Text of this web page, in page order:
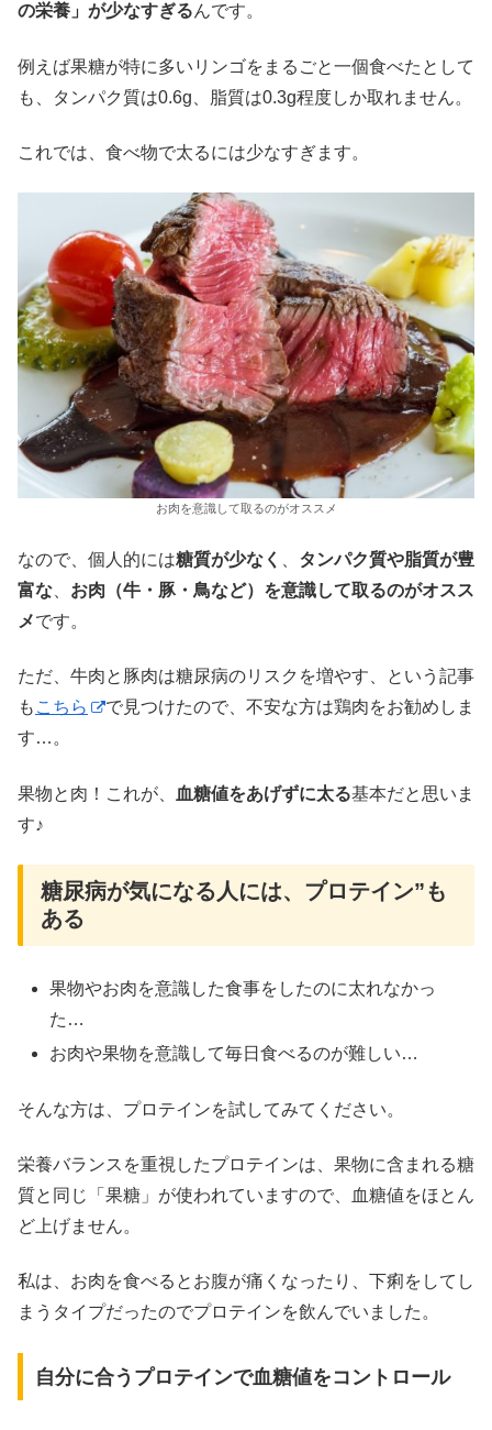
の栄養」が少なすぎるんです。
例えば果糖が特に多いリンゴをまるごと一個食べたとして
も、タンパク質は0.6g、脂質は0.3g程度しか取れません。
これでは、食べ物で太るには少なすぎます。
お肉を意識して取るのがオススメ
なので、個人的には糖質が少なく
タンパク質や脂質が豊
富な
お肉（牛・豚・鳥など）を意識して取るのがオスス
メです。
ただ、牛肉と豚肉は糖尿病のリスクを増やす、という記事
も こちら
で見つけたので、不安な方は鶏肉をお勧めしま
す…。
果物と肉！これが、 血糖値をあげずに太る基本だと思いま
す♪
糖尿病が気になる人には、プロテイン”も
ある
果物やお肉を意識した食事をしたのに太れなかっ
た…
お肉や果物を意識して毎日食べるのが難しい…
そんな方は、プロテインを試してみてください。
栄養バランスを重視したプロテインは、果物に含まれる糖
質と同じ「果糖」が使われていますので、血糖値をほとん
ど上げません。
私は、お肉を食べるとお腹が痛くなったり、下痢をしてし
まうタイプだったのでプロテインを飲んでいました。
自分に合うプロテインで血糖値をコントロール